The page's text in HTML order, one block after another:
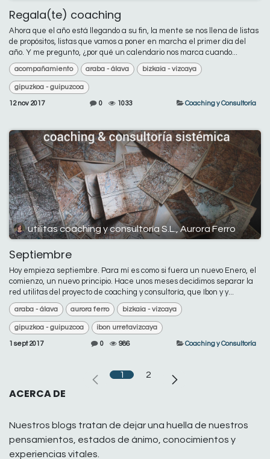
Regala(te) coaching
Ahora que el año está llegando a su fin, la mente se nos llena de listas
de propósitos, listas que vamos a poner en marcha el primer día del
año. Y me pregunto, ¿por qué un calendario nos marca cuando...
acompañamiento araba - álava bizkaia - vizcaya
gipuzkoa - guipuzcoa
12 nov 2017 0 1033 Coaching y Consultoría
utilitas coaching y consultoría S.L., Aurora Ferro
Septiembre
Hoy empieza septiembre. Para mí es como si fuera un nuevo Enero, el
comienzo, un nuevo principio. Hace unos meses decidimos separar la
red utilitas del proyecto de coaching y consultoría, que Ibon y y...
araba - álava aurora ferro bizkaia - vizcaya
gipuzkoa - guipuzcoa ibon urretavizcaya
1 sept 2017 0 986 Coaching y Consultoría
1 2
ACERCA DE
Nuestros blogs tratan de dejar una huella de nuestros
pensamientos, estados de ánimo, conocimientos y
experiencias vitales.